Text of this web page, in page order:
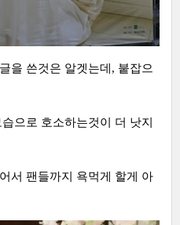
을 쓴것은 알겟는데, 붙잡으
으로 호소하는것이 더 낫지
서 팬들까지 욕먹게 할게 아